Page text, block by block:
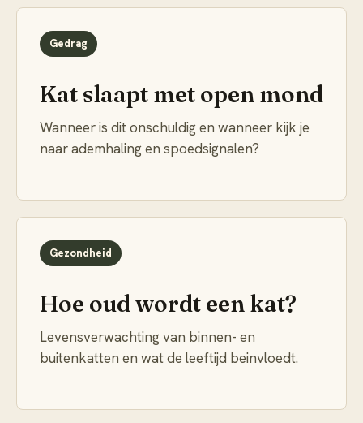
Gedrag
Kat slaapt met open mond
Wanneer is dit onschuldig en wanneer kijk je
naar ademhaling en spoedsignalen?
Gezondheid
Hoe oud wordt een kat?
Levensverwachting van binnen- en
buitenkatten en wat de leeftijd beinvloedt.